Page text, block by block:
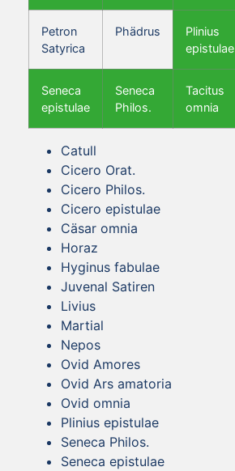
Petron
Satyrica
Phädrus
Plinius
epistulae
Seneca
epistulae
Seneca
Philos.
Tacitus
omnia
Catull
Cicero Orat.
Cicero Philos.
Cicero epistulae
Cäsar omnia
Horaz
Hyginus fabulae
Juvenal Satiren
Livius
Martial
Nepos
Ovid Amores
Ovid Ars amatoria
Ovid omnia
Plinius epistulae
Seneca Philos.
Seneca epistulae